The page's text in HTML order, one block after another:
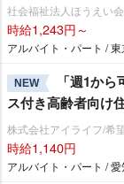
社会福祉法人ほうえい
時給1,243円～
アルバイト・パート /
NEW
「週1か
ス付き高齢者向け
株式会社アイライフ/希
時給1,140円
アルバイト・パート / 愛